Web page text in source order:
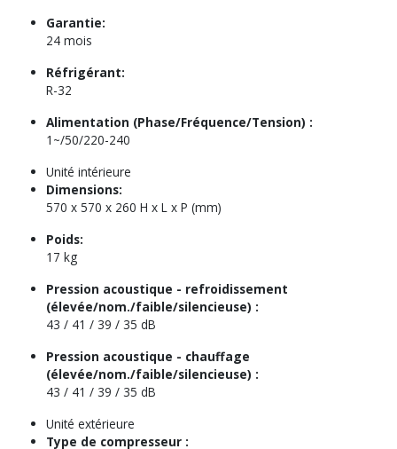
Garantie:
24 mois
Réfrigérant:
R-32
Alimentation (Phase/Fréquence/Tension) :
1~/50/220-240
Unité intérieure
Dimensions:
570 x 570 x 260 H x L x P (mm)
Poids:
17 kg
Pression acoustique - refroidissement
(élevée/nom./faible/silencieuse) :
43 / 41 / 39 / 35 dB
Pression acoustique - chauffage
(élevée/nom./faible/silencieuse) :
43 / 41 / 39 / 35 dB
Unité extérieure
Type de compresseur :